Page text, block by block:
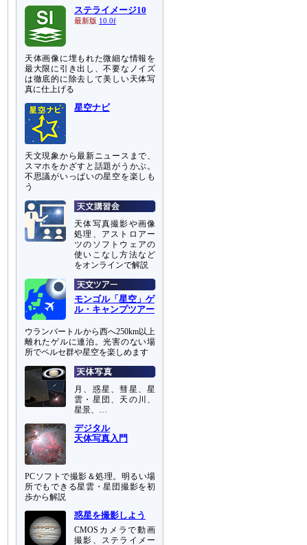
ステライメージ10
最新版 10.0f
天体画像に埋もれた微細な情報を
最大限に引き出し、不要なノイズ
は徹底的に除去して美しい天体写
真に仕上げる
星空ナビ
天文現象から最新ニュースまで、
スマホをかざすと話題がうかぶ。
不思議がいっぱいの星空を楽しも
う
天体写真撮影や画像
処理、アストロアー
ツのソフトウェアの
使いこなし方法など
をオンラインで解説
モンゴル「星空」ゲ
ル・キャンプツアー
ウランバートルから西へ250km以上
離れたゲルに連泊。光害のない場
所でペルセ群や星空を楽しめます
月、惑星、彗星、星
雲・星団、天の川、
星景、…
デジタル
天体写真入門
PCソフトで撮影＆処理。明るい場
所でもできる星雲・星団撮影を初
歩から解説
惑星を撮影しよう
CMOSカメラで動画
撮影、ステライメー